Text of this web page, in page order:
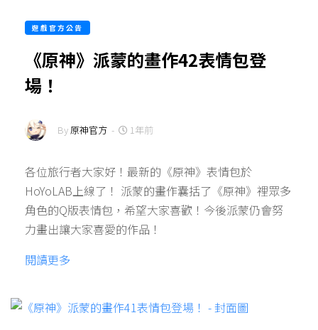
遊戲官方公告
《原神》派蒙的畫作42表情包登
場！
By原神官方 - 1年前
各位旅行者大家好！最新的《原神》表情包於
HoYoLAB上線了！ 派蒙的畫作囊括了《原神》裡眾多
角色的Q版表情包，希望大家喜歡！今後派蒙仍會努
力畫出讓大家喜愛的作品！
閱讀更多